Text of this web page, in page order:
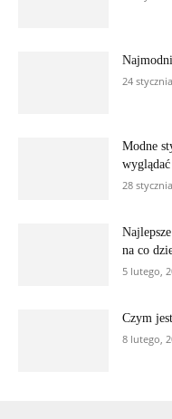
24
Modne
28
na co
5 lutego,
Czym
8 lutego,